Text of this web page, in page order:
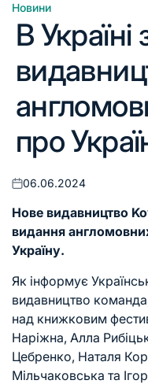
Опублікувати
Новини
В Україні
про
Оприлюднено
06.06.2024
Нове видавництво
видання
Україну.
Як інформує
видавництво
над книжковим
Наріжна, Алла
Цебренко, Наталя
Мільчаковська та